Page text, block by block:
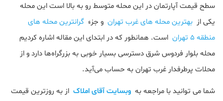
سطح قیمت آپارتمان در این محله متوسط رو به بالا است این محله
یکی از بهترین محله های غرب تهران و جزء گرانترین محله های
منطقه 5 تهران
است. همانطور که در ابتدای این مقاله اشاره کردیم
محله بلوار فردوس شرق دسترسی بسیار خوبی به بزرگراه‌ها دارد و از
محلات پرطرفدار غرب تهران به حساب می‌آید.
شما می توانید با مراجعه به وبسایت آقای املاک از به روزترین قیمت